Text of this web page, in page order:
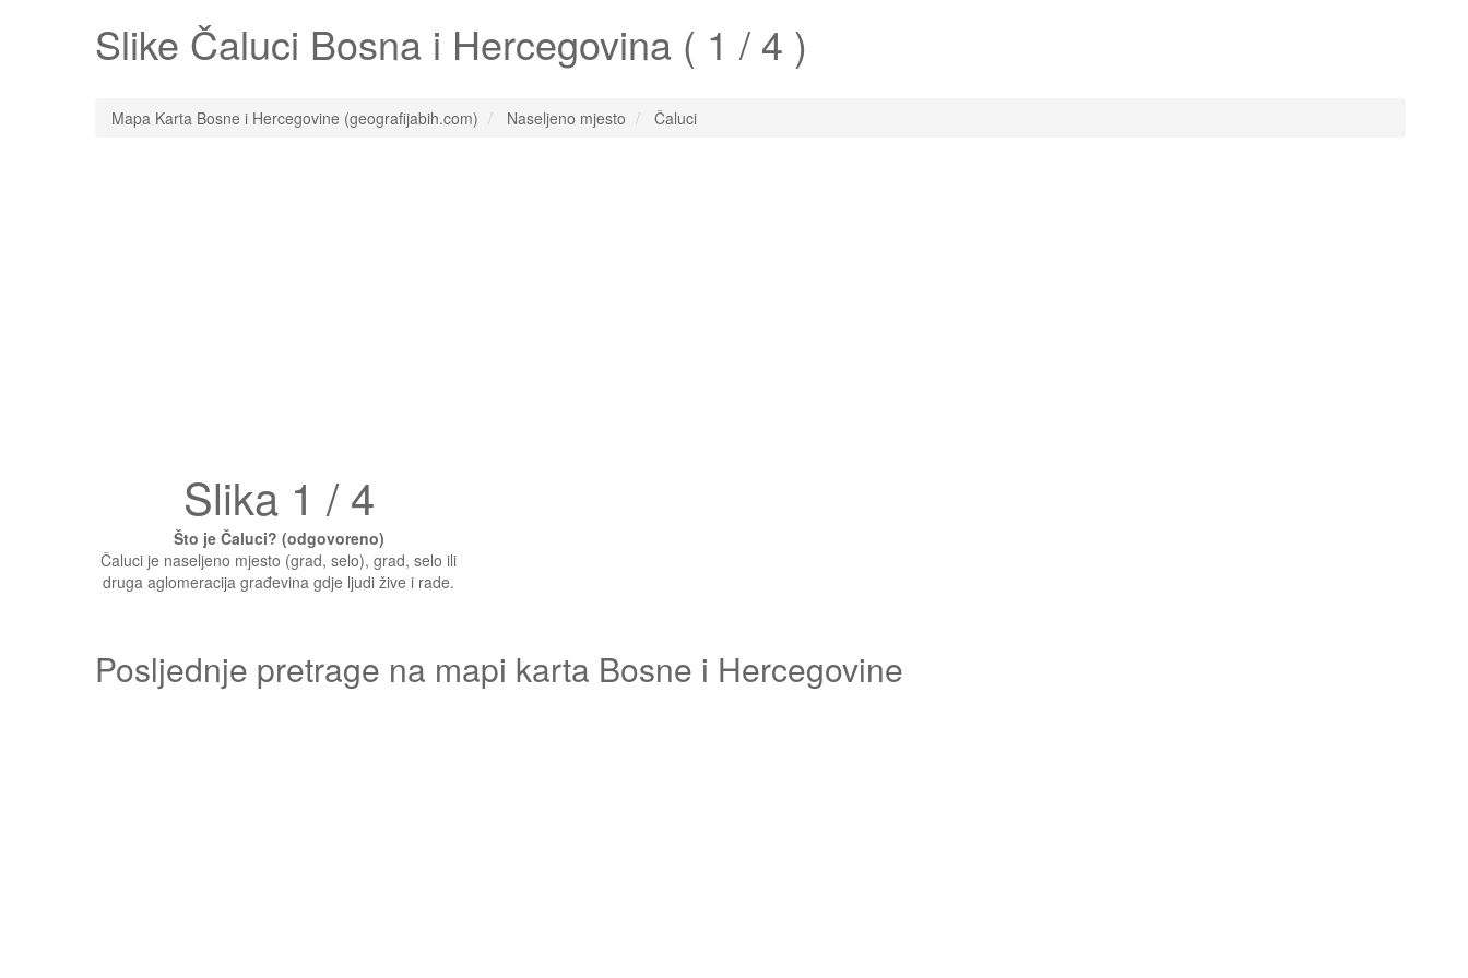
Slike Čaluci Bosna i Hercegovina ( 1 / 4 )
Mapa Karta Bosne i Hercegovine (geografijabih.com) Naseljeno mjesto Čaluci
Slika 1 / 4
Što je Čaluci? (odgovoreno)
Čaluci je naseljeno mjesto (grad, selo), grad, selo ili
druga aglomeracija građevina gdje ljudi žive i rade.
Posljednje pretrage na mapi karta Bosne i Hercegovine